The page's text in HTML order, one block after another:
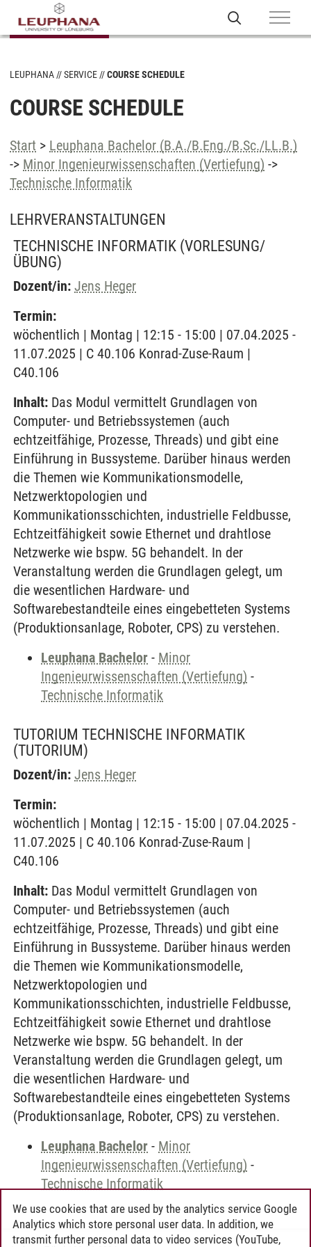
LEUPHANA SERVICE COURSE SCHEDULE
COURSE SCHEDULE
Start > Leuphana Bachelor (B.A./B.Eng./B.Sc./LL.B.)
-> Minor Ingenieurwissenschaften (Vertiefung) ->
Technische Informatik
LEHRVERANSTALTUNGEN
TECHNISCHE INFORMATIK (VORLESUNG/
ÜBUNG)
Dozent/in: Jens Heger
Termin:
wöchentlich | Montag | 12:15 - 15:00 | 07.04.2025 -
11.07.2025 | C 40.106 Konrad-Zuse-Raum |
C40.106
Inhalt: Das Modul vermittelt Grundlagen von
Computer- und Betriebssystemen (auch
echtzeitfähige, Prozesse, Threads) und gibt eine
Einführung in Bussysteme. Darüber hinaus werden
die Themen wie Kommunikationsmodelle,
Netzwerktopologien und
Kommunikationsschichten, industrielle Feldbusse,
Echtzeitfähigkeit sowie Ethernet und drahtlose
Netzwerke wie bspw. 5G behandelt. In der
Veranstaltung werden die Grundlagen gelegt, um
die wesentlichen Hardware- und
Softwarebestandteile eines eingebetteten Systems
(Produktionsanlage, Roboter, CPS) zu verstehen.
Leuphana Bachelor - Minor
Ingenieurwissenschaften (Vertiefung) -
Technische Informatik
TUTORIUM TECHNISCHE INFORMATIK
(TUTORIUM)
Dozent/in: Jens Heger
Termin:
wöchentlich | Montag | 12:15 - 15:00 | 07.04.2025 -
11.07.2025 | C 40.106 Konrad-Zuse-Raum |
C40.106
Inhalt: Das Modul vermittelt Grundlagen von
Computer- und Betriebssystemen (auch
echtzeitfähige, Prozesse, Threads) und gibt eine
Einführung in Bussysteme. Darüber hinaus werden
die Themen wie Kommunikationsmodelle,
Netzwerktopologien und
Kommunikationsschichten, industrielle Feldbusse,
Echtzeitfähigkeit sowie Ethernet und drahtlose
Netzwerke wie bspw. 5G behandelt. In der
Veranstaltung werden die Grundlagen gelegt, um
die wesentlichen Hardware- und
Softwarebestandteile eines eingebetteten Systems
(Produktionsanlage, Roboter, CPS) zu verstehen.
Leuphana Bachelor - Minor
Ingenieurwissenschaften (Vertiefung) -
Technische Informatik
We use cookies that are used by the analytics service Google
Analytics which store personal user data. In addition, we
transmit further personal data to video services (YouTube,